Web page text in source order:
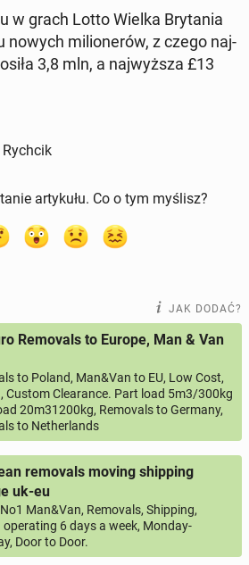
w grach Lotto Wielka Bry­ta­nia
nowych mi­lio­ne­rów, z czego naj­
3,8 mln, a naj­wyż­sza £13
artykułu. Co o tym myślisz?
JAK DODAĆ?
Removals to Europe, Man & Van
to Poland, Man&Van to EU, Low Cost,
Custom Clearance. Part load 5m3/300kg
20m31200kg, Removals to Germany,
to Netherlands
removals moving shipping
uk-eu
Man&Van, Removals, Shipping,
operating 6 days a week, Monday-
Door to Door.